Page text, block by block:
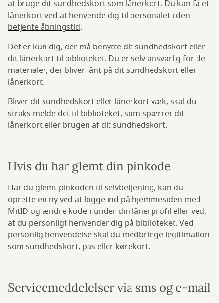
at bruge dit sundhedskort som lånerkort. Du kan få et
lånerkort ved at henvende dig til personalet i den
betjente åbningstid.
Det er kun dig, der må benytte dit sundhedskort eller
dit lånerkort til biblioteket. Du er selv ansvarlig for de
materialer, der bliver lånt på dit sundhedskort eller
lånerkort.
Bliver dit sundhedskort eller lånerkort væk, skal du
straks melde det til biblioteket, som spærrer dit
lånerkort eller brugen af dit sundhedskort.
Hvis du har glemt din pinkode
Har du glemt pinkoden til selvbetjening, kan du
oprette en ny ved at logge ind på hjemmesiden med
MitID og ændre koden under din lånerprofil eller ved,
at du personligt henvender dig på biblioteket. Ved
personlig henvendelse skal du medbringe legitimation
som sundhedskort, pas eller kørekort.
Servicemeddelelser via sms og e-mail